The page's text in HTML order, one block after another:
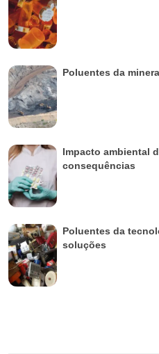
Poluentes da
Impacto ambiental
consequências
Poluentes da
soluções